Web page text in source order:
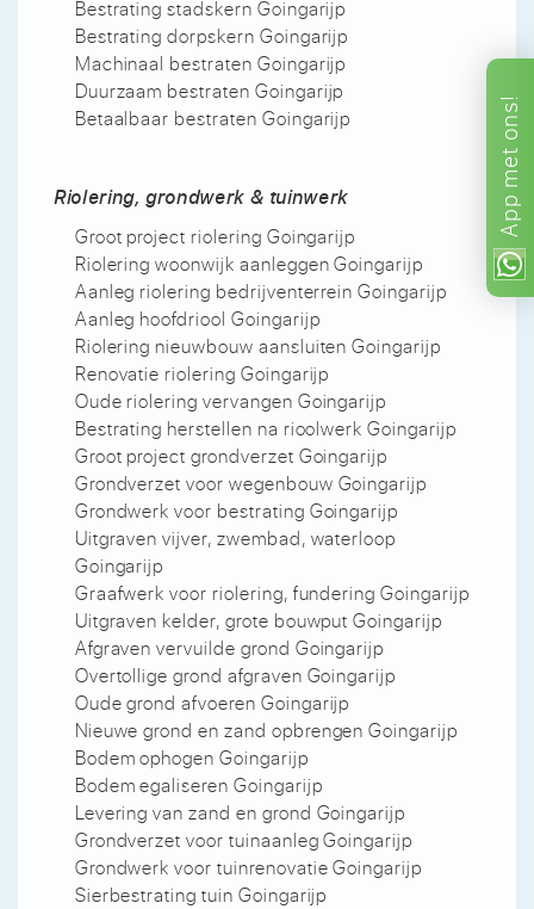
App
met
ons!
Bestrating stadskern Goingarijp
Bestrating dorpskern Goingarijp
Machinaal bestraten Goingarijp
Duurzaam bestraten Goingarijp
Betaalbaar bestraten Goingarijp
Riolering, grondwerk & tuinwerk
Groot project riolering Goingarijp
Riolering woonwijk aanleggen Goingarijp
Aanleg riolering bedrijventerrein Goingarijp
Aanleg hoofdriool Goingarijp
Riolering nieuwbouw aansluiten Goingarijp
Renovatie riolering Goingarijp
Oude riolering vervangen Goingarijp
Bestrating herstellen na rioolwerk Goingarijp
Groot project grondverzet Goingarijp
Grondverzet voor wegenbouw Goingarijp
Grondwerk voor bestrating Goingarijp
Uitgraven vijver, zwembad, waterloop
Goingarijp
Graafwerk voor riolering, fundering Goingarijp
Uitgraven kelder, grote bouwput Goingarijp
Afgraven vervuilde grond Goingarijp
Overtollige grond afgraven Goingarijp
Oude grond afvoeren Goingarijp
Nieuwe grond en zand opbrengen Goingarijp
Bodem ophogen Goingarijp
Bodem egaliseren Goingarijp
Levering van zand en grond Goingarijp
Grondverzet voor tuinaanleg Goingarijp
Grondwerk voor tuinrenovatie Goingarijp
Sierbestrating tuin Goingarijp